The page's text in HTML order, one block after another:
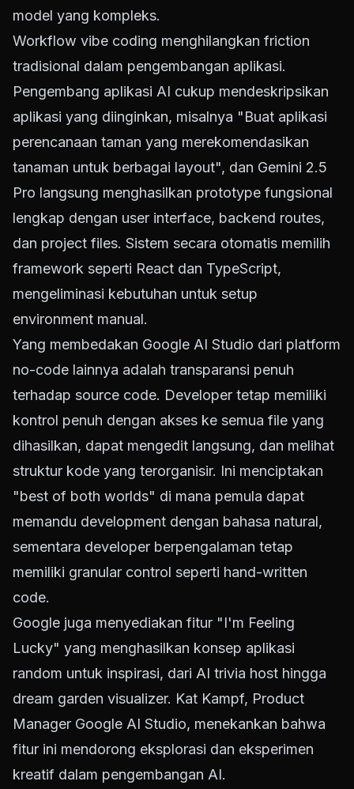
model yang kompleks.
Workflow vibe coding menghilangkan friction
tradisional dalam pengembangan aplikasi.
Pengembang aplikasi AI cukup mendeskripsikan
aplikasi yang diinginkan, misalnya "Buat aplikasi
perencanaan taman yang merekomendasikan
tanaman untuk berbagai layout", dan Gemini 2.5
Pro langsung menghasilkan prototype fungsional
lengkap dengan user interface, backend routes,
dan project files. Sistem secara otomatis memilih
framework seperti React dan TypeScript,
mengeliminasi kebutuhan untuk setup
environment manual.
Yang membedakan Google AI Studio dari platform
no-code lainnya adalah transparansi penuh
terhadap source code. Developer tetap memiliki
kontrol penuh dengan akses ke semua file yang
dihasilkan, dapat mengedit langsung, dan melihat
struktur kode yang terorganisir. Ini menciptakan
"best of both worlds" di mana pemula dapat
memandu development dengan bahasa natural,
sementara developer berpengalaman tetap
memiliki granular control seperti hand-written
code.
Google juga menyediakan fitur "I'm Feeling
Lucky" yang menghasilkan konsep aplikasi
random untuk inspirasi, dari AI trivia host hingga
dream garden visualizer. Kat Kampf, Product
Manager Google AI Studio, menekankan bahwa
fitur ini mendorong eksplorasi dan eksperimen
kreatif dalam pengembangan AI.